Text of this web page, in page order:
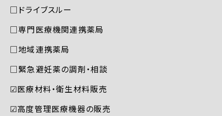
□ドライブスルー
□専門医療機関連携薬局
□地域連携薬局
□緊急避妊薬の調剤・相談
☑︎医療材料・衛生材料販売
☑︎高度管理医療機器の販売